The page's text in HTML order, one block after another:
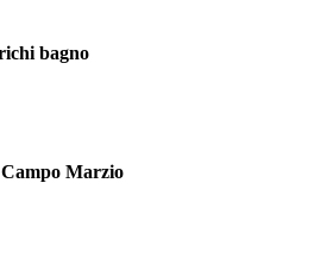
bagno
Marzio